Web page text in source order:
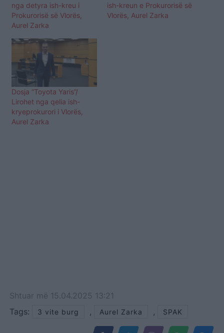
nga detyra ish-kreu i
Prokurorisë së Vlorës,
Aurel Zarka
ish-kreun e Prokurorisë së
Vlorës, Aurel Zarka
Dosja “Toyota Yaris”/
Lirohet nga qelia ish-
kryeprokurori i Vlorës,
Aurel Zarka
Shtuar më 15.04.2025 13:21
Tags:
3 vite burg , Aurel Zarka , SPAK